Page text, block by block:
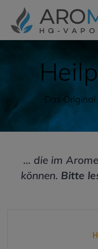
Das
… die im
können. Bitte